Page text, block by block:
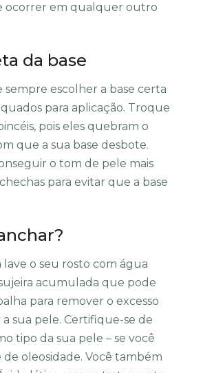
ocorrer em qualquer outro
da base
sempre escolher a base certa
para aplicação. Troque
pois eles quebram o
que a sua base desbote.
o tom de pele mais
para evitar que a base
o seu rosto com água
acumulada que pode
para remover o excesso
sua pele. Certifique-se de
tipo da sua pele – se você
oleosidade. Você também